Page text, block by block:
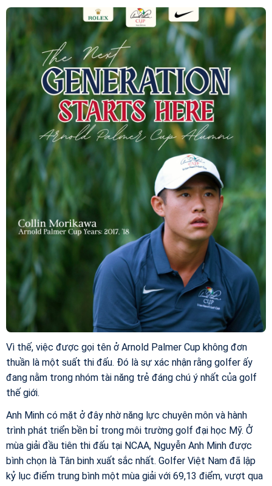
Vì thế, việc được gọi tên ở Arnold Palmer Cup không đơn
thuần là một suất thi đấu. Đó là sự xác nhận rằng golfer ấy
đang nằm trong nhóm tài năng trẻ đáng chú ý nhất của golf
thế giới.
Anh Minh có mặt ở đây nhờ năng lực chuyên môn và hành
trình phát triển bền bỉ trong môi trường golf đại học Mỹ. Ở
mùa giải đầu tiên thi đấu tại NCAA, Nguyễn Anh Minh được
bình chọn là Tân binh xuất sắc nhất. Golfer Việt Nam đã lập
kỷ lục điểm trung bình một mùa giải với 69,13 điểm, vượt qua